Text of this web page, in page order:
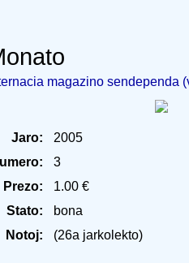
magazino sendependa
Jaro:
2005
3
Prezo:
1.00 €
Stato:
bona
Notoj:
(26a jarkolekto)